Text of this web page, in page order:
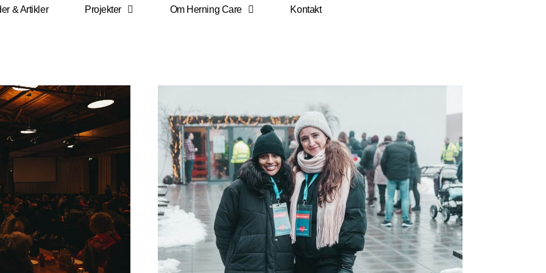
& Artikler Projekter Om Herning Care Kontakt